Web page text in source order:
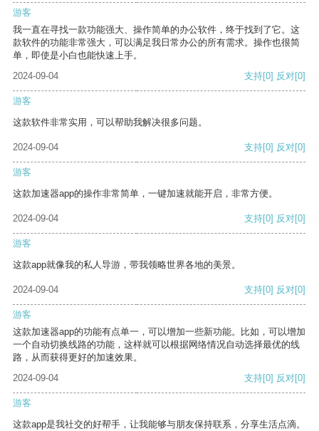
游客
我一直在寻找一款功能强大、操作简单的办公软件，终于找到了它。这
款软件的功能非常强大，可以满足我日常办公的所有需求。操作也很简
单，即使是小白也能快速上手。
2024-09-04
支持[0] 反对[0]
游客
这款软件非常实用，可以帮助我解决很多问题。
2024-09-04 支持[0] 反对[0]
游客
这款加速器app的操作非常简单，一键加速就能开启，非常方便。
2024-09-04 支持[0] 反对[0]
游客
这款app就像我的私人导游，带我领略世界各地的美景。
2024-09-04 支持[0] 反对[0]
游客
这款加速器app的功能有点单一，可以增加一些新功能。比如，可以增加
一个自动切换线路的功能，这样就可以根据网络情况自动选择最优的线
路，从而获得更好的加速效果。
2024-09-04
支持[0] 反对[0]
游客
这款app是我社交的好帮手，让我能够与朋友保持联系，分享生活点滴。